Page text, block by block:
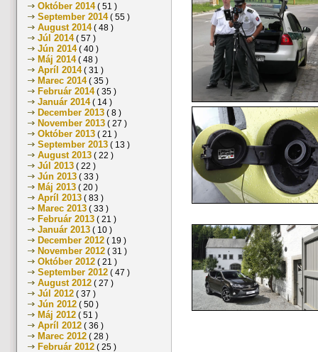
Október 2014( 51 )
September 2014( 55 )
August 2014( 48 )
Júl 2014( 57 )
Jún 2014( 40 )
Máj 2014( 48 )
Apríl 2014( 31 )
Marec 2014( 35 )
Február 2014( 35 )
Január 2014( 14 )
December 2013 ( 8 )
November 2013 ( 27 )
Október 2013 ( 21 )
September 2013 ( 13 )
August 2013 ( 22 )
Júl 2013 ( 22 )
Jún 2013 ( 33 )
Máj 2013 ( 20 )
Apríl 2013 ( 83 )
Marec 2013 ( 33 )
Február 2013 ( 21 )
Január 2013 ( 10 )
December 2012 ( 19 )
November 2012 ( 31 )
Október 2012 ( 21 )
September 2012 ( 47 )
August 2012 ( 27 )
Júl 2012 ( 37 )
Jún 2012 ( 50 )
Máj 2012 ( 51 )
Apríl 2012 ( 36 )
Marec 2012 ( 28 )
Február 2012 ( 25 )